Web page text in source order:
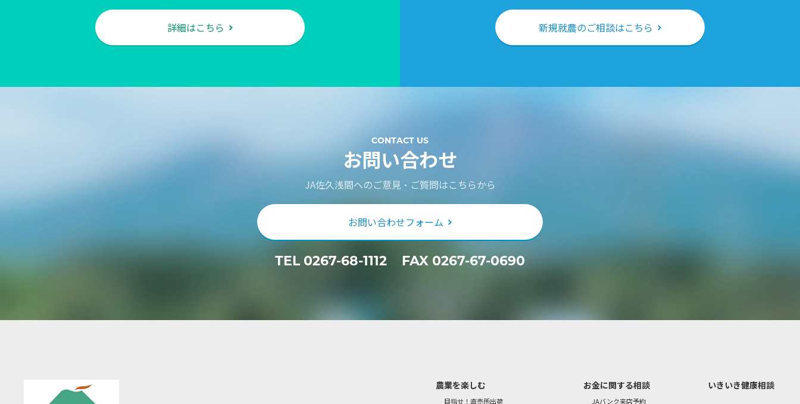
詳細はこちら 新規就農のご相談はこちら
CONTACT US
お問い合わせ
JA佐久浅間へのご意見・ご質問はこちらから
お問い合わせフォーム
TEL 0267-68-1112 FAX 0267-67-0690
農業を楽しむ
目指せ！直売所出荷
お金に関する相談
JAバンク来店予約
いきいき健康相談